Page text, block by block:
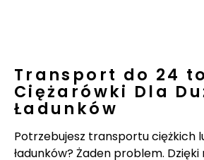
Transport do 24
Ciężarówki Dla
Ładunków
Potrzebujesz transportu ciężkich
ładunków? Żaden problem. Dzięki